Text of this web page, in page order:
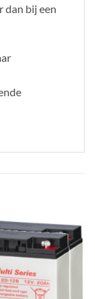
dan bij een